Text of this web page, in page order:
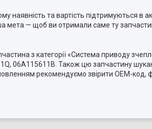
наявність та вартість підтримуються
мета — щоб ви отримали саме ту
з категорії «Система приводу
06A115611B. Також цю запчастину
рекомендуємо звірити OEM-код,